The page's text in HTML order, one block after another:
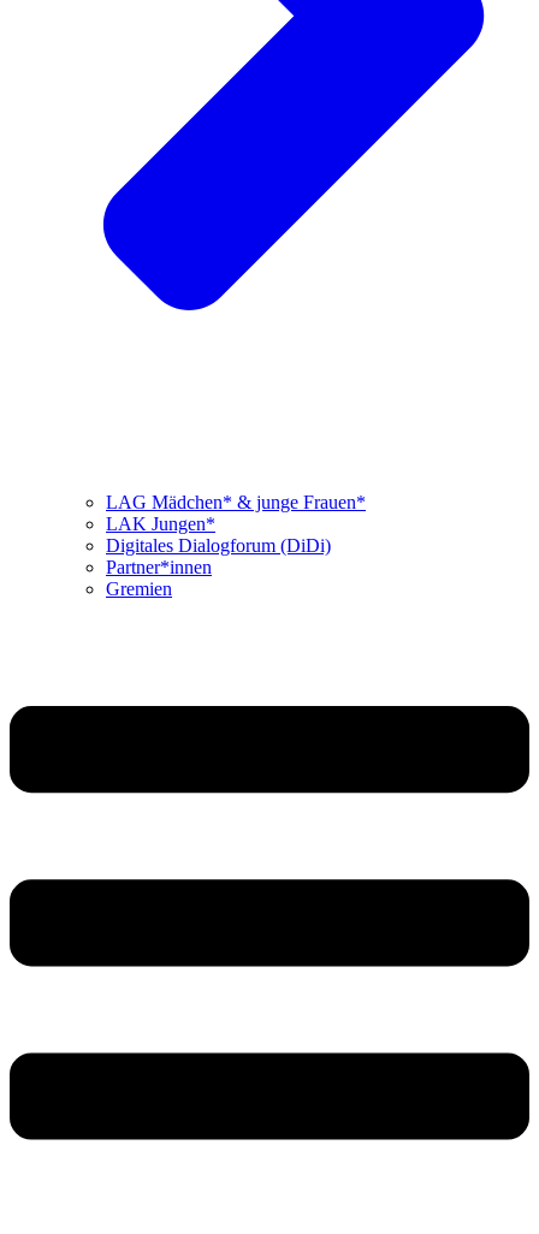
LAG Mädchen* & junge Frauen*
LAK Jungen*
Digitales Dialogforum (DiDi)
Partner*innen
Gremien